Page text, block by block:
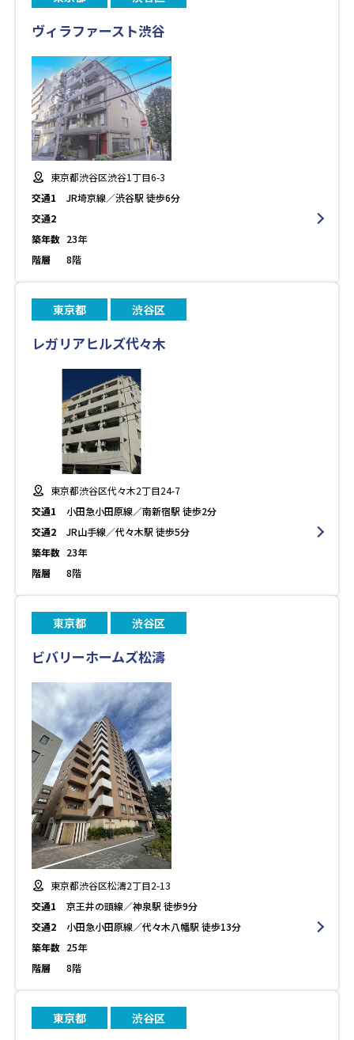
ヴィラファースト渋谷
東京都渋谷区渋谷1丁目6-3
交通1
JR埼京線／渋谷駅 徒歩6分
交通2
築年数 23年
階層
8階
東京都 渋谷区
レガリアヒルズ代々木
東京都渋谷区代々木2丁目24-7
交通1
小田急小田原線／南新宿駅 徒歩2分
交通2
JR山手線／代々木駅 徒歩5分
築年数 23年
階層
8階
東京都 渋谷区
ビバリーホームズ松濤
東京都渋谷区松濤2丁目2-13
交通1
京王井の頭線／神泉駅 徒歩9分
交通2
小田急小田原線／代々木八幡駅 徒歩13分
築年数 25年
階層
8階
東京都 渋谷区